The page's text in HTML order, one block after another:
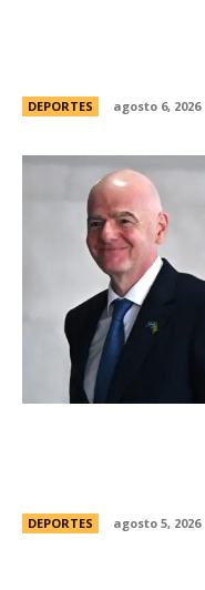
DEPORTES agosto 6, 2026
DEPORTES agosto 5, 2026